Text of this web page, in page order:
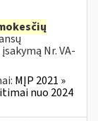
Nr. VA-
MĮP 2021 »
nuo 2024